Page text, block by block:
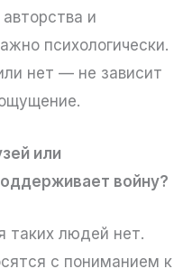
и
психологически.
нет — не зависит
или
войну?
таких людей нет.
с пониманием к